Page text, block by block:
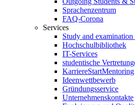
Sprachenzentrum
FAQ-Corona
Services
Study and
Hochschulbibliothek
IT-Services
studentische
KarriereStartMentoring
Ideenwettbewerb
Gründungsservice
Unternehmenskontakte